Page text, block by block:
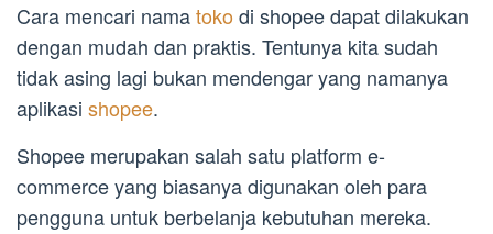
Cara mencari namatoko di shopee dapat dilakukan
dengan mudah dan praktis. Tentunya kita sudah
tidak asing lagi bukan mendengar yang namanya
aplikasi shopee.
Shopee merupakan salah satu platform e-
commerce yang biasanya digunakan oleh para
pengguna untuk berbelanja kebutuhan mereka.